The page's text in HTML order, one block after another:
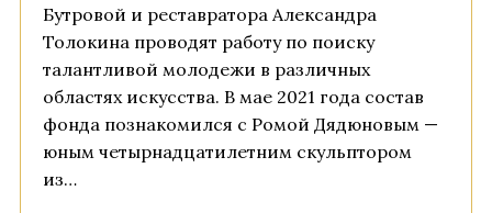
Бутровой и реставратора Александра
Толокина проводят работу по поиску
талантливой молодежи в различных
областях искусства. В мае 2021 года состав
фонда познакомился с Ромой Дядюновым —
юным четырнадцатилетним скульптором
из…